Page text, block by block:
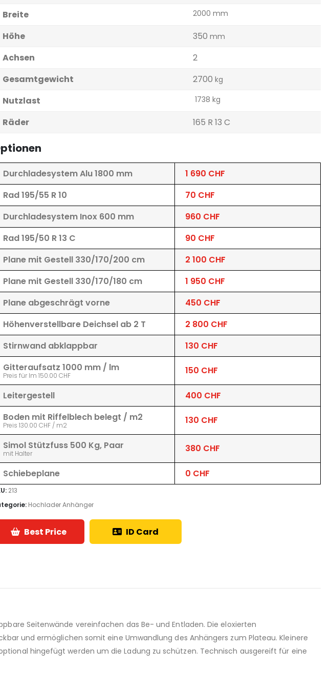
Breite 2000 mm
Höhe 350 mm
Achsen
2
Gesamtgewicht
2700 kg
Nutzlast 1738 kg
Räder 165 R 13 C
Durchladesystem Alu 1800 mm
1 690 CHF
Rad 195/55 R 10
70 CHF
Durchladesystem Inox 600 mm
960 CHF
Rad 195/50 R 13 C
90 CHF
Plane mit Gestell 330/170/200 cm
2 100 CHF
Plane mit Gestell 330/170/180 cm
1 950 CHF
Plane abgeschrägt vorne
450 CHF
Höhenverstellbare Deichsel ab 2 T
2 800 CHF
Stirnwand abklappbar
130 CHF
Gitteraufsatz 1000 mm / lm
Preis für lm 150.00 CHF 150 CHF
Leitergestell
400 CHF
Boden mit Riffelblech belegt / m2
Preis 130.00 CHF / m2 130 CHF
Simol Stützfuss 500 Kg, Paar
mit Halter 380 CHF
Schiebeplane 0 CHF
213
Hochlader Anhänger
Best Price ID Card
Seitenwände vereinfachen das Be- und Entladen. Die eloxierten
und ermöglichen somit eine Umwandlung des Anhängers zum Plateau. Kleinere
hingefügt werden um die Ladung zu schützen. Technisch ausgereift für eine